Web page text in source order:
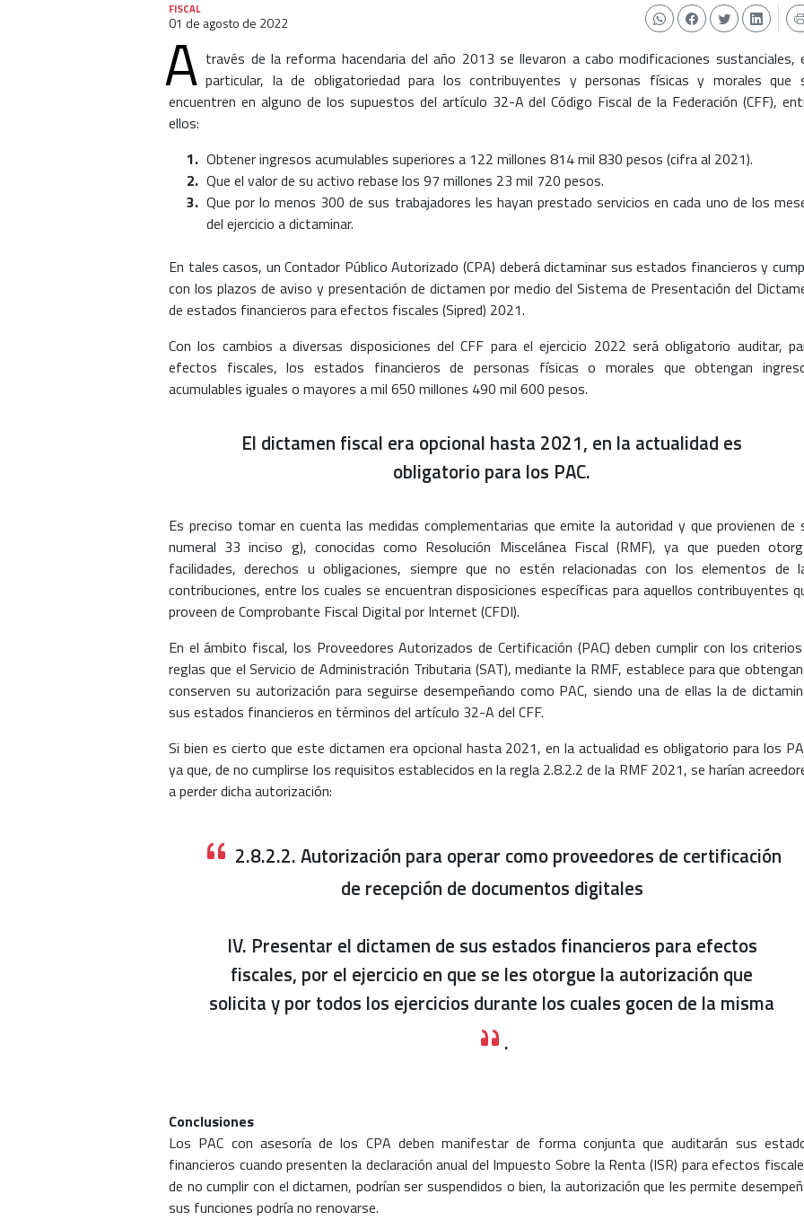
FISCAL
01 de agosto de 2022
A través de la reforma hacendaria del año 2013 se llevaron a cabo modificaciones sustanciales,
particular, la de obligatoriedad para los contribuyentes y personas físicas y morales que
encuentren en alguno de los supuestos del artículo 32-A del Código Fiscal de la Federación (CFF),
ellos:
Obtener ingresos acumulables superiores a 122 millones 814 mil 830 pesos (cifra al 2021).
Que el valor de su activo rebase los 97 millones 23 mil 720 pesos.
Que por lo menos 300 de sus trabajadores les hayan prestado servicios en cada uno de los
del ejercicio a dictaminar.
En tales casos, un Contador Público Autorizado (CPA) deberá dictaminar sus estados financieros y
con los plazos de aviso y presentación de dictamen por medio del Sistema de Presentación del
de estados financieros para efectos fiscales (Sipred) 2021.
Con los cambios a diversas disposiciones del CFF para el ejercicio 2022 será obligatorio auditar,
efectos fiscales, los estados financieros de personas físicas o morales que obtengan
acumulables iguales o mayores a mil 650 millones 490 mil 600 pesos.
El dictamen fiscal era opcional hasta 2021, en la actualidad es
obligatorio para los PAC.
Es preciso tomar en cuenta las medidas complementarias que emite la autoridad y que provienen de
numeral 33 inciso g), conocidas como Resolución Miscelánea Fiscal (RMF), ya que pueden
facilidades, derechos u obligaciones, siempre que no estén relacionadas con los elementos de
contribuciones, entre los cuales se encuentran disposiciones específicas para aquellos contribuyentes
proveen de Comprobante Fiscal Digital por Internet (CFDI).
En el ámbito fiscal, los Proveedores Autorizados de Certificación (PAC) deben cumplir con los
reglas que el Servicio de Administración Tributaria (SAT), mediante la RMF, establece para que
conserven su autorización para seguirse desempeñando como PAC, siendo una de ellas la de
sus estados financieros en términos del artículo 32-A del CFF.
Si bien es cierto que este dictamen era opcional hasta 2021, en la actualidad es obligatorio para los
ya que, de no cumplirse los requisitos establecidos en la regla 2.8.2.2 de la RMF 2021, se harían
a perder dicha autorización:
2.8.2.2. Autorización para operar como proveedores de certificación
de recepción de documentos digitales
IV. Presentar el dictamen de sus estados financieros para efectos
fiscales, por el ejercicio en que se les otorgue la autorización que
solicita y por todos los ejercicios durante los cuales gocen de la misma
.
Conclusiones
Los PAC con asesoría de los CPA deben manifestar de forma conjunta que auditarán sus
financieros cuando presenten la declaración anual del Impuesto Sobre la Renta (ISR) para efectos
de no cumplir con el dictamen, podrían ser suspendidos o bien, la autorización que les permite
sus funciones podría no renovarse.